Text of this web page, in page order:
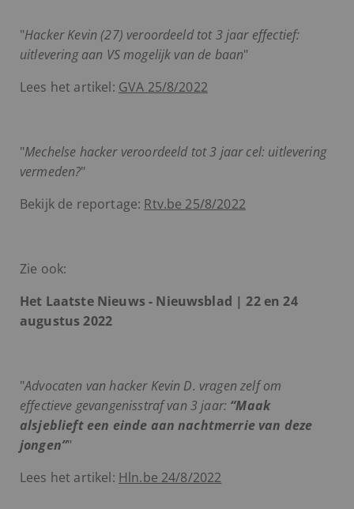
"Hacker Kevin (27) veroordeeld tot 3 jaar effectief:
uitlevering aan VS mogelijk van de baan"
Lees het artikel: GVA 25/8/2022
"Mechelse hacker veroordeeld tot 3 jaar cel: uitlevering
vermeden?"
Bekijk de reportage: Rtv.be 25/8/2022
Zie ook:
Het Laatste Nieuws - Nieuwsblad | 22 en 24
augustus 2022
"Advocaten van hacker Kevin D. vragen zelf om
effectieve gevangenisstraf van 3 jaar: “Maak
alsjeblieft een einde aan nachtmerrie van deze
jongen”"
Lees het artikel: Hln.be 24/8/2022